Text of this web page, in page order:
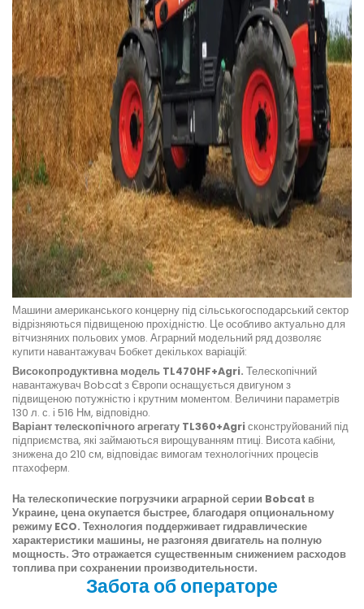
Машини американського концерну під сільськогосподарський сектор
відрізняються підвищеною прохідністю. Це особливо актуально для
вітчизняних польових умов. Аграрний модельний ряд дозволяє
купити навантажувач Бобкет декількох варіацій:
Високопродуктивна модель TL470HF+Agri. Телескопічний
навантажувач Bobcat з Європи оснащується двигуном з
підвищеною потужністю і крутним моментом. Величини параметрів
130 л. с. і 516 Нм, відповідно.
Варіант телескопічного агрегату TL360+Agriсконструйований під
підприємства, які займаються вирощуванням птиці. Висота кабіни,
знижена до 210 см, відповідає вимогам технологічних процесів
птахоферм.
На телескопические погрузчики аграрной серии Bobcat в
Украине, цена окупается быстрее, благодаря опциональному
режиму ECO. Технология поддерживает гидравлические
характеристики машины, не разгоняя двигатель на полную
мощность. Это отражается существенным снижением расходов
топлива при сохранении производительности.
Забота об операторе